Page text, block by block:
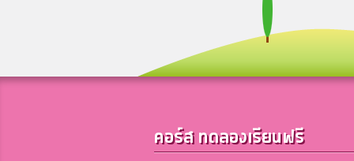
15
16
คอร์ส ทดลองเรียนฟรี